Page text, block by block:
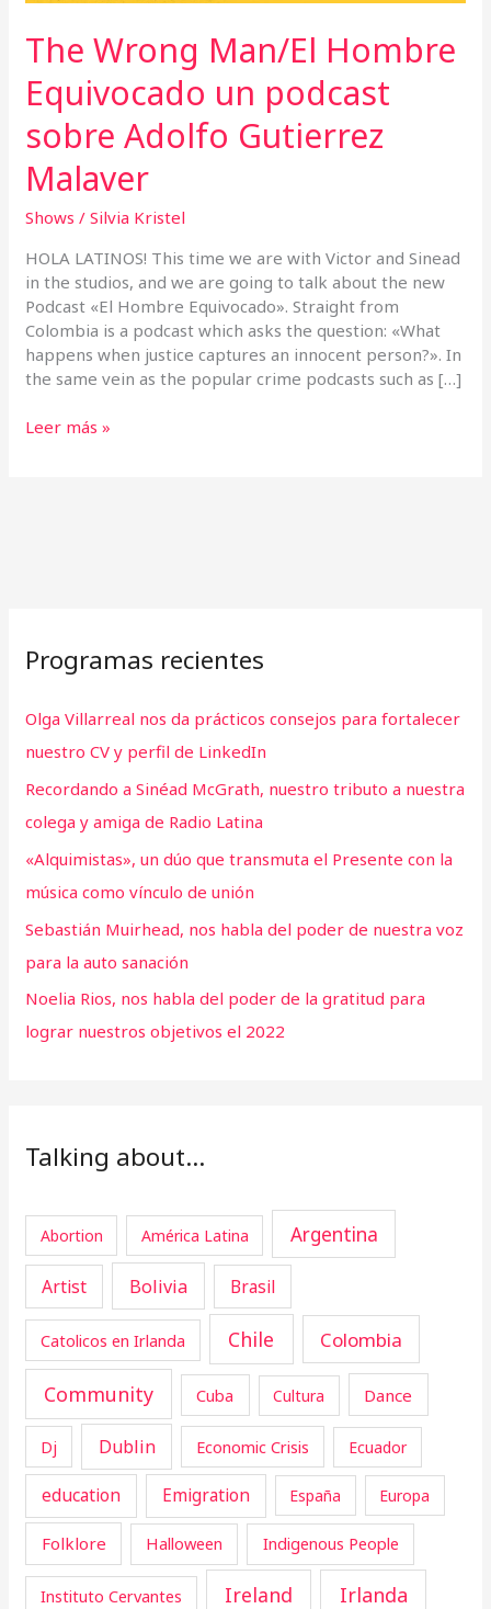
The Wrong Man/El Hombre
Equivocado un podcast
sobre Adolfo Gutierrez
Malaver
Shows /Silvia Kristel
HOLA LATINOS! This time we are with Victor and Sinead
in the studios, and we are going to talk about the new
Podcast «El Hombre Equivocado». Straight from
Colombia is a podcast which asks the question: «What
happens when justice captures an innocent person?». In
the same vein as the popular crime podcasts such as […]
Malaver
Leer más »
Programas recientes
Olga Villarreal nos da prácticos consejos para fortalecer
nuestro CV y perfil de LinkedIn
Recordando a Sinéad McGrath, nuestro tributo a nuestra
colega y amiga de Radio Latina
«Alquimistas», un dúo que transmuta el Presente con la
música como vínculo de unión
Sebastián Muirhead, nos habla del poder de nuestra voz
para la auto sanación
Noelia Rios, nos habla del poder de la gratitud para
lograr nuestros objetivos el 2022
Talking about…
Abortion América Latina Argentina
Artist Bolivia Brasil
Catolicos en Irlanda Chile Colombia
Community Cuba Cultura Dance
Dj Dublin Economic Crisis Ecuador
education Emigration España Europa
Folklore Halloween Indigenous People
Instituto Cervantes Ireland Irlanda